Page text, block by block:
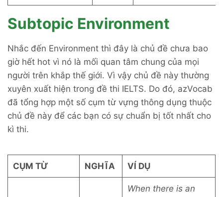
Subtopic Environment
Nhắc đến Environment thì đây là chủ đề chưa bao
giờ hết hot vì nó là mối quan tâm chung của mọi
người trên khắp thế giới. Vì vậy chủ đề này thường
xuyên xuất hiện trong đề thi IELTS. Do đó, azVocab
đã tổng hợp một số cụm từ vựng thông dụng thuộc
chủ đề này để các bạn có sự chuẩn bị tốt nhất cho
kì thi.
CỤM TỪ NGHĨA VÍ DỤ
When there is an